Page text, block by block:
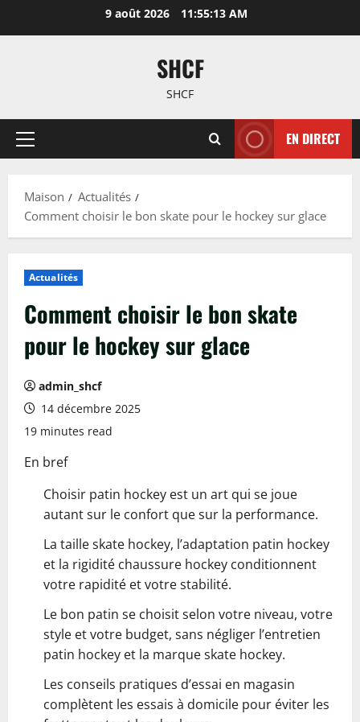
9 août 2026 11:55:14 AM
SHCF
SHCF
Menu
EN DIRECT
Maison
Actualités
Comment choisir le bon skate pour le hockey sur glace
Actualités
Comment choisir le bon skate
pour le hockey sur glace
admin_shcf
14 décembre 2025
19 minutes read
En bref
Choisir patin hockey est un art qui se joue
autant sur le confort que sur la performance.
La taille skate hockey, l’adaptation patin hockey
et la rigidité chaussure hockey conditionnent
votre rapidité et votre stabilité.
Le bon patin se choisit selon votre niveau, votre
style et votre budget, sans négliger l’entretien
patin hockey et la marque skate hockey.
Les conseils pratiques d’essai en magasin
complètent les essais à domicile pour éviter les